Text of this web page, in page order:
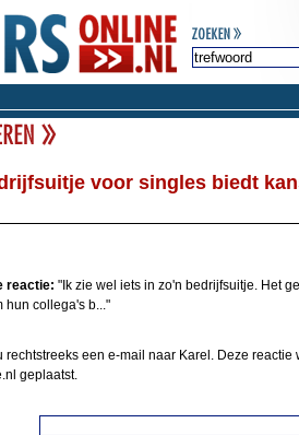
voor singles biedt
reactie: "Ik zie wel iets in zo'n bedrijfsuitje. Het
hun collega's b..."
rechtstreeks een e-mail naar Karel. Deze reactie
geplaatst.